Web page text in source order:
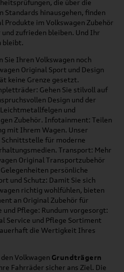
die über die
Standards hinausgehen, finden
Produkte im Volkswagen Zubehör
zufrieden bleiben. Und Ihr
bleibt.
Sie Ihren Volkswagen noch
Original Sport und Design
keine Grenze gesetzt.
Gehen Sie stilvoll auf
Design und der
und
Zubehör. Infotainment: Teilen
mit Ihrem Wagen. Unser
für moderne
Transport: Mehr
Original Transportzubehör
persönliche
und Schutz: Damit Sie sich
richtig wohlfühlen, bieten
an Original Zubehör für
und Pflege: Rundum vorgesorgt:
Service und Pflege Sortiment
die Wertigkeit Ihres
Volkwagen Grundträgern
Fahrräder sicher ans Ziel. Die